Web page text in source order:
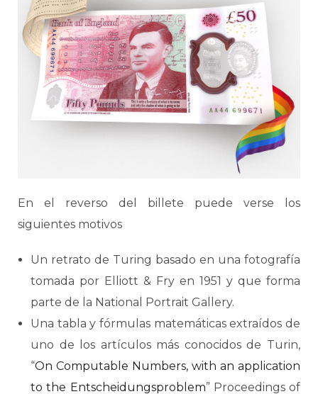
En el reverso del billete puede verse los
siguientes motivos
Un retrato de Turing basado en una fotografía
tomada por Elliott & Fry en 1951 y que forma
parte de la National Portrait Gallery.
Una tabla y fórmulas matemáticas extraídos de
uno de los artículos más conocidos de Turin,
“On Computable Numbers, with an application
to the Entscheidungsproblem” Proceedings of